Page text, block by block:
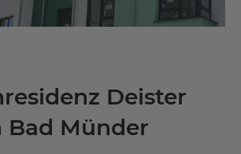
Deister
Bad Münder